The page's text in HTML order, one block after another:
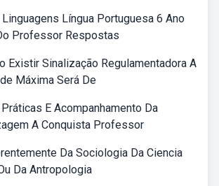
Língua Portuguesa 6 Ano
Professor Respostas
Existir Sinalização Regulamentadora A
Máxima Será De
E Acompanhamento Da
A Conquista Professor
Da Sociologia Da Ciencia
Da Antropologia